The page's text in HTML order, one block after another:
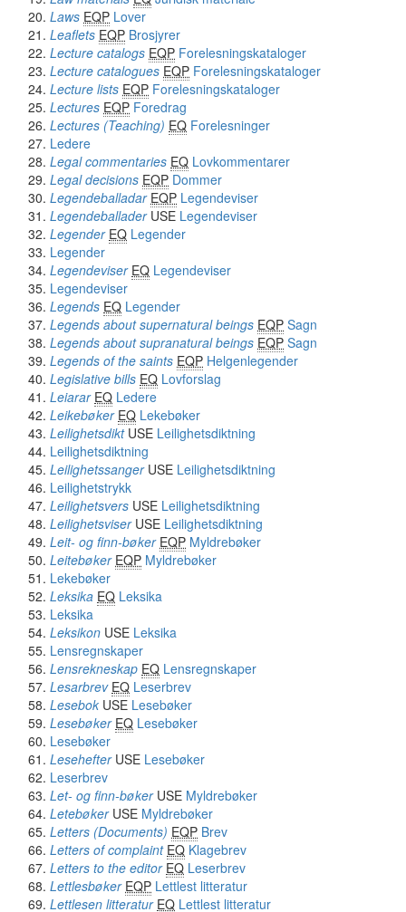
Laws EQP Lover
Leaflets EQP Brosjyrer
Lecture catalogs EQP Forelesningskataloger
Lecture catalogues EQP Forelesningskataloger
Lecture lists EQP Forelesningskataloger
Lectures EQP Foredrag
Lectures (Teaching) EQ Forelesninger
Ledere
Legal commentaries EQ Lovkommentarer
Legal decisions EQP Dommer
Legendeballadar EQP Legendeviser
LegendeballaderUSE Legendeviser
Legender EQ Legender
Legender
Legendeviser EQ Legendeviser
Legendeviser
Legends EQ Legender
Legends about supernatural beings EQP Sagn
Legends about supranatural beings EQP Sagn
Legends of the saints EQP Helgenlegender
Legislative bills EQ Lovforslag
Leiarar EQ Ledere
Leikebøker EQ Lekebøker
LeilighetsdiktUSE Leilighetsdiktning
Leilighetsdiktning
LeilighetssangerUSE Leilighetsdiktning
Leilighetstrykk
Leilighetsvers USE Leilighetsdiktning
LeilighetsviserUSE Leilighetsdiktning
Leit- og finn-bøker EQP Myldrebøker
Leitebøker EQP Myldrebøker
Lekebøker
Leksika EQ Leksika
Leksika
Leksikon USE Leksika
Lensregnskaper
Lensrekneskap EQ Lensregnskaper
Lesarbrev EQ Leserbrev
Lesebok USE Lesebøker
Lesebøker EQ Lesebøker
Lesebøker
LesehefterUSE Lesebøker
Leserbrev
Let- og finn-bøkerUSE Myldrebøker
LetebøkerUSE Myldrebøker
Letters (Documents) EQP Brev
Letters of complaint EQ Klagebrev
Letters to the editor EQ Leserbrev
Lettlesbøker EQP Lettlest litteratur
Lettlesen litteratur EQ Lettlest litteratur